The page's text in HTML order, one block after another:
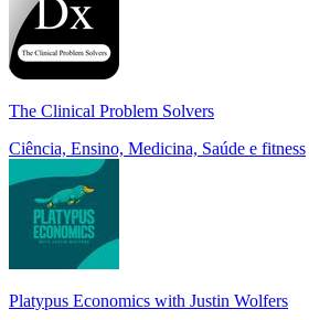
The Clinical Problem Solvers
Ciência, Ensino, Medicina, Saúde e fitness
Platypus Economics with Justin Wolfers